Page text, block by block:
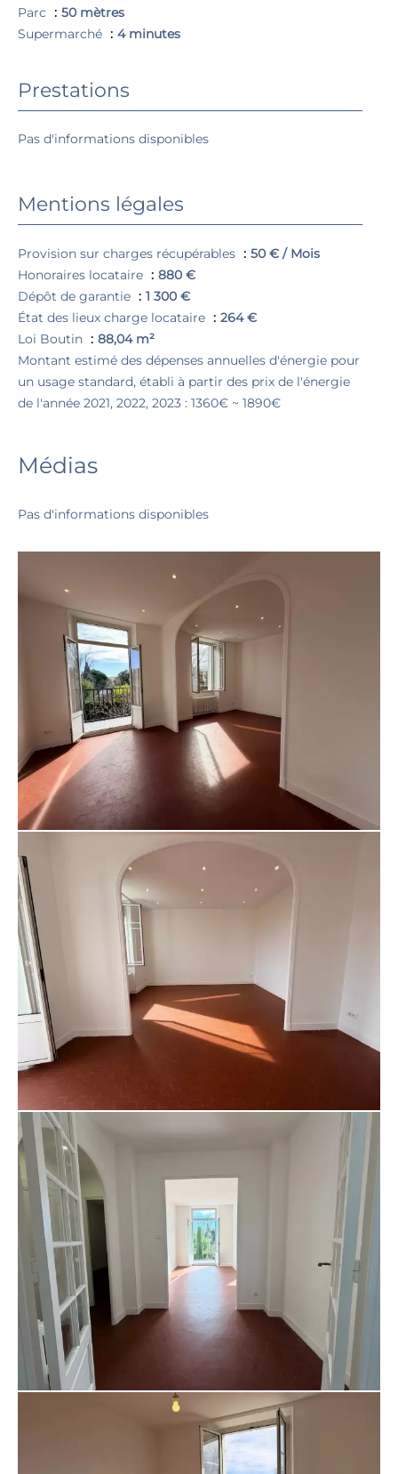
Parc
50 mètres
Supermarché
4 minutes
Prestations
Pas d'informations disponibles
Mentions légales
Provision sur charges récupérables
50 € / Mois
Honoraires locataire
880 €
Dépôt de garantie
1 300 €
État des lieux charge locataire
264 €
Loi Boutin
88,04 m²
Montant estimé des dépenses annuelles d'énergie pour
un usage standard, établi à partir des prix de l'énergie
de l'année 2021, 2022, 2023 : 1360€ ~ 1890€
Médias
Pas d'informations disponibles